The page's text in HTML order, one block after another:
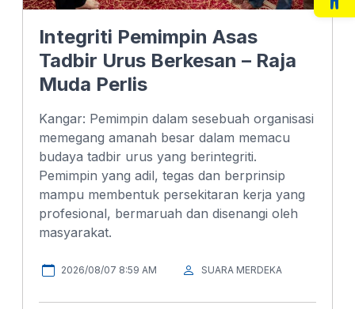
Integriti Pemimpin Asas
Tadbir Urus Berkesan – Raja
Muda Perlis
Kangar: Pemimpin dalam sesebuah organisasi
memegang amanah besar dalam memacu
budaya tadbir urus yang berintegriti.
Pemimpin yang adil, tegas dan berprinsip
mampu membentuk persekitaran kerja yang
profesional, bermaruah dan disenangi oleh
masyarakat.
2026/08/07 8:59 AM SUARA MERDEKA